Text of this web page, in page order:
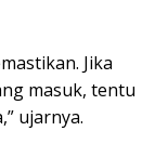
Jika
masuk, tentu
ujarnya.